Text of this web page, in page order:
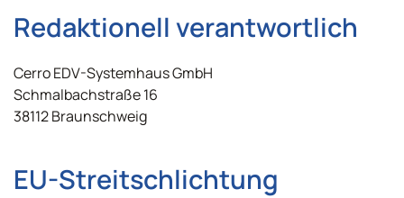
Redaktionell verantwortlich
Cerro EDV-Systemhaus GmbH
Schmalbachstraße 16
38112 Braunschweig
EU-Streitschlichtung